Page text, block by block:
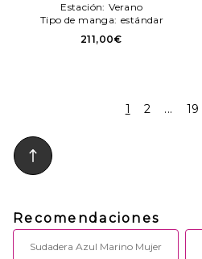
Estación: Verano
Tipo de manga: estándar
211,00€
1 2 ... 19
Recomendaciones
Sudadera Azul Marino Mujer